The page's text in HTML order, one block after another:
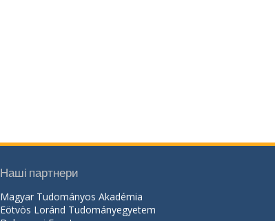
Наші партнери
Magyar Tudományos Akadémia
Eötvös Loránd Tudományegyetem